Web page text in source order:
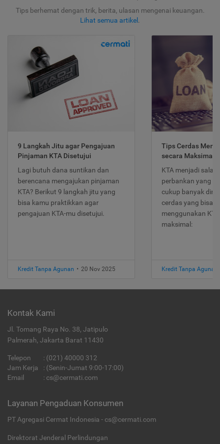
Tips berhemat dengan trik, berita, ulasan mengenai keuangan.
Lihat semua artikel .
9 Langkah Jitu agar Pengajuan
Pinjaman KTA Disetujui
Lagi butuh dana suntikan dan
berencana mengajukan pinjaman
KTA? Berikut 9 langkah jitu yang
bisa kamu praktikkan agar
pengajuan KTA-mu disetujui.
Kredit Tanpa Agunan • 20 Nov 2025
Tips Cerdas
secara Maksimal
KTA menjadi
perbankan yang
cukup banyak
cerdas yang bisa
menggunakan
maksimal:
Kredit Tanpa Agunan
Kontak Kami
Jl. Tomang Raya No. 38, Jatipulo
Palmerah, Jakarta Barat 11430
Telepon : (021) 40000 312
Jam Kerja
: (Senin-Jumat 9:00-17:00)
Email
: cs@cermati.com
Layanan Pengaduan Konsumen
PT Agregasi Cermat Indonesia - cs@cermati.com
Direktorat Jenderal Perlindungan